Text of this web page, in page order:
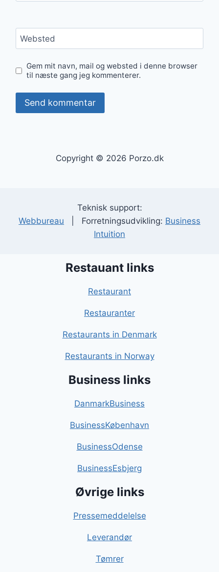
Websted
Gem mit navn, mail og websted i denne browser
til næste gang jeg kommenterer.
Copyright © 2026 Porzo.dk
Teknisk support:
Webbureau | Forretningsudvikling: Business
Intuition
Restauant links
Restaurant
Restauranter
Restaurants in Denmark
Restaurants in Norway
Business links
DanmarkBusiness
BusinessKøbenhavn
BusinessOdense
BusinessEsbjerg
Øvrige links
Pressemeddelelse
Leverandør
Tømrer